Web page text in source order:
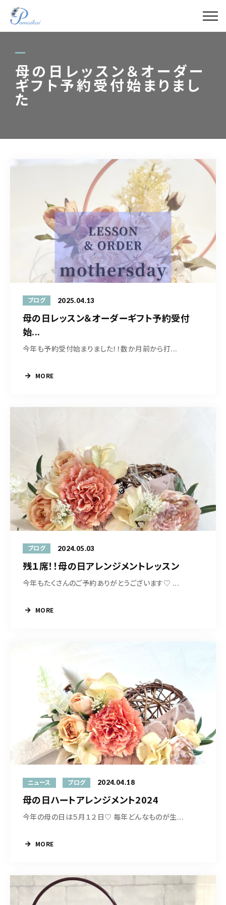
母の日レッスン＆オーダー
ギフト予約受付始まりまし
た
ブログ 2025.04.13
母の日レッスン＆オーダーギフト予約受付
始...
今年も予約受付始まりました！！数か月前から打...
MORE
ブログ 2024.05.03
残１席！！母の日アレンジメントレッスン
今年もたくさんのご予約ありがとうございます♡ ...
MORE
ニュース ブログ 2024.04.18
母の日ハートアレンジメント2024
今年の母の日は５月１２日♡ 毎年どんなものが生...
MORE
ABOUT
GALLERY
ACCESS
090-4421-1788
営業時間 10:30-19:00
ご予約はこちら